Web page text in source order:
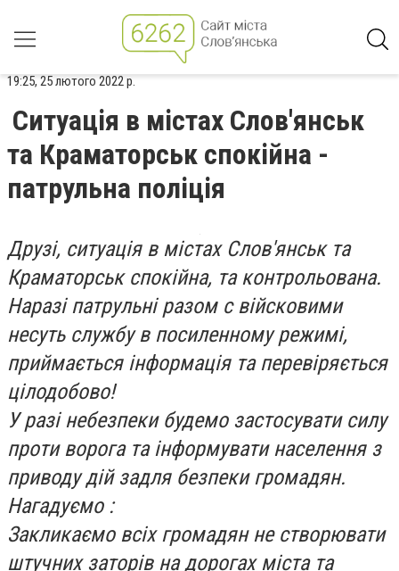
19:25, 25 лютого 2022 р.
Ситуація в містах Слов'янськ
та Краматорськ спокійна -
патрульна поліція
Друзі, ситуація в містах Слов'янськ та
Краматорськ спокійна, та контрольована.
Наразі патрульні разом с війсковими
несуть службу в посиленному режимі,
приймається інформація та перевіряється
цілодобово!
У разі небезпеки будемо застосувати силу
проти ворога та інформувати населення з
приводу дій задля безпеки громадян.
Нагадуємо :
Закликаємо всіх громадян не створювати
штучних заторів на дорогах міста та